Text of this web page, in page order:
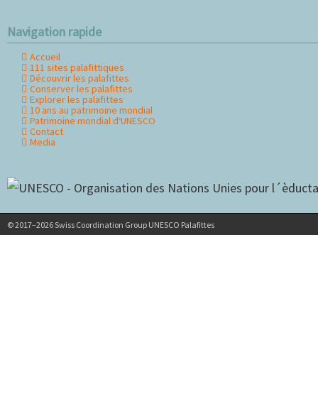
Navigation rapide
Aller
contenu
Accueil
111 sites palafittiques
Découvrir les palafittes
Conserver les palafittes
Explorer les palafittes
10 ans au patrimoine mondial
Patrimoine mondial d‘UNESCO
Contact
Media
© 2017–2026 Swiss Coordination Group UNESCO Palafittes